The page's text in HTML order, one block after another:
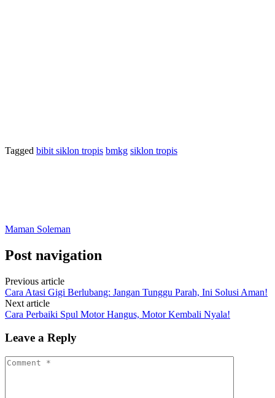
Tagged bibit siklon tropis bmkg siklon tropis
Maman Soleman
Post navigation
Previous article
Cara Atasi Gigi Berlubang: Jangan Tunggu Parah, Ini Solusi Aman!
Next article
Cara Perbaiki Spul Motor Hangus, Motor Kembali Nyala!
Leave a Reply